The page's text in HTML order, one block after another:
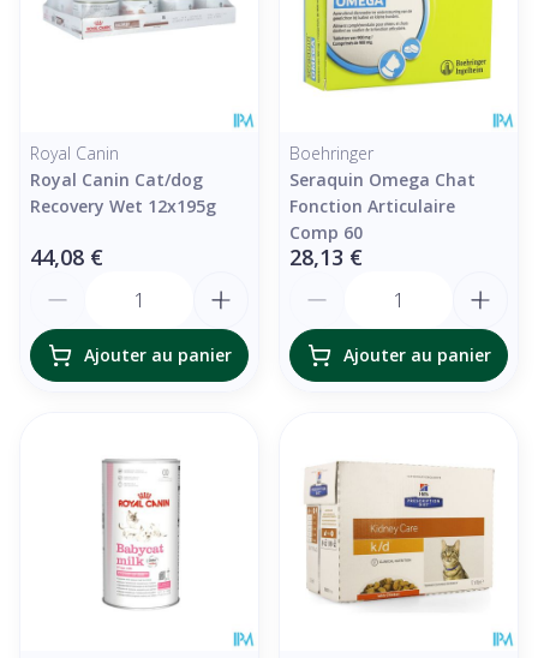
Royal Canin
Royal Canin Cat/dog
Recovery Wet 12x195g
44,08 €
Ajouter au panier
Boehringer
Seraquin Omega Chat
Fonction Articulaire
Comp 60
28,13 €
Ajouter au panier